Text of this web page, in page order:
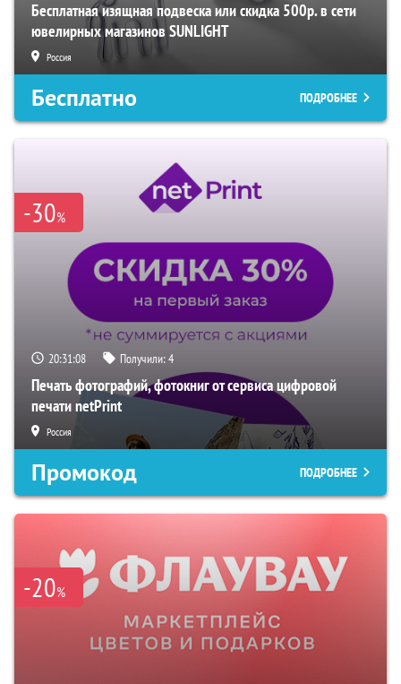
Бесплатная изящная подвеска или скидка 500р. в сети
ювелирных магазинов SUNLIGHT
Россия
Бесплатно ПОДРОБНЕЕ
-30%
20:31:07 Получили:4
Печать фотографий, фотокниг от сервиса цифровой
печати netPrint
Россия
Промокод ПОДРОБНЕЕ
-20%